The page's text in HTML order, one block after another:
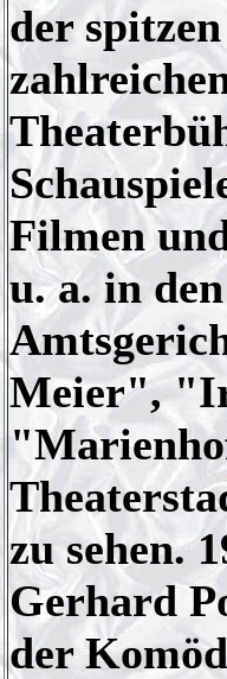
der
Filmen
u. a. in
Meier",
zu sehen.
Gerhard
der